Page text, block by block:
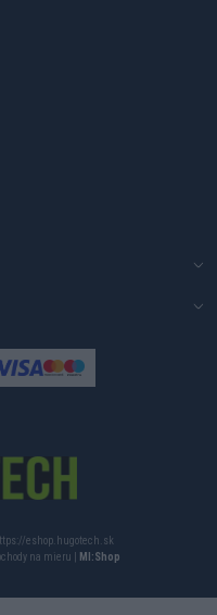
eshop.hugotech.sk
na mieru | MI:Shop